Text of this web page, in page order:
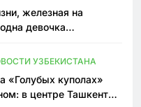
железная на
девочка
УЗБЕКИСТАНА
«Голубых куполах»
в центре Ташкента